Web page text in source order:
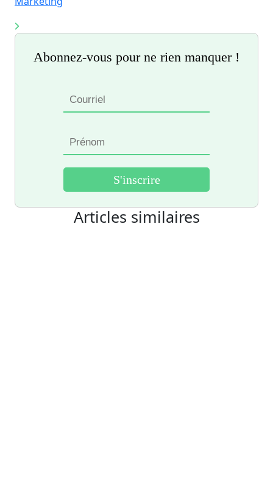
Abonnez-vous pour ne rien manquer !
Articles similaires